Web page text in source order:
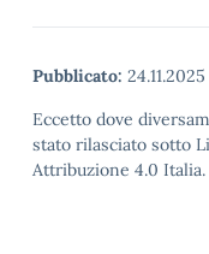
Pubblicato: 24.11.2025
Eccetto dove
stato rilasciato sotto
Attribuzione 4.0 Italia.